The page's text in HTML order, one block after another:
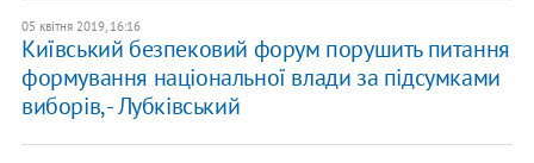
05 квітня 2019, 16:16
Київський безпековий форум порушить питання
формування національної влади за підсумками
виборів, - Лубківський